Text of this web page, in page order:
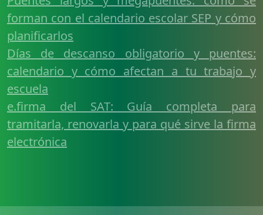
forman con el calendario escolar SEP y cómo
planificarlos
Días de descanso obligatorio y puentes:
calendario y cómo afectan a tu trabajo y
escuela
e.firma del SAT: Guía completa para
tramitarla, renovarla y para qué sirve la firma
electrónica